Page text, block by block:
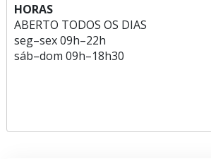
HORAS
ABERTO TODOS OS DIAS
seg–sex09h–22h
sáb–dom 09h–18h30